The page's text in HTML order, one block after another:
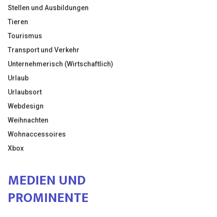
Stellen und Ausbildungen
Tieren
Tourismus
Transport und Verkehr
Unternehmerisch (Wirtschaftlich)
Urlaub
Urlaubsort
Webdesign
Weihnachten
Wohnaccessoires
Xbox
MEDIEN UND
PROMINENTE